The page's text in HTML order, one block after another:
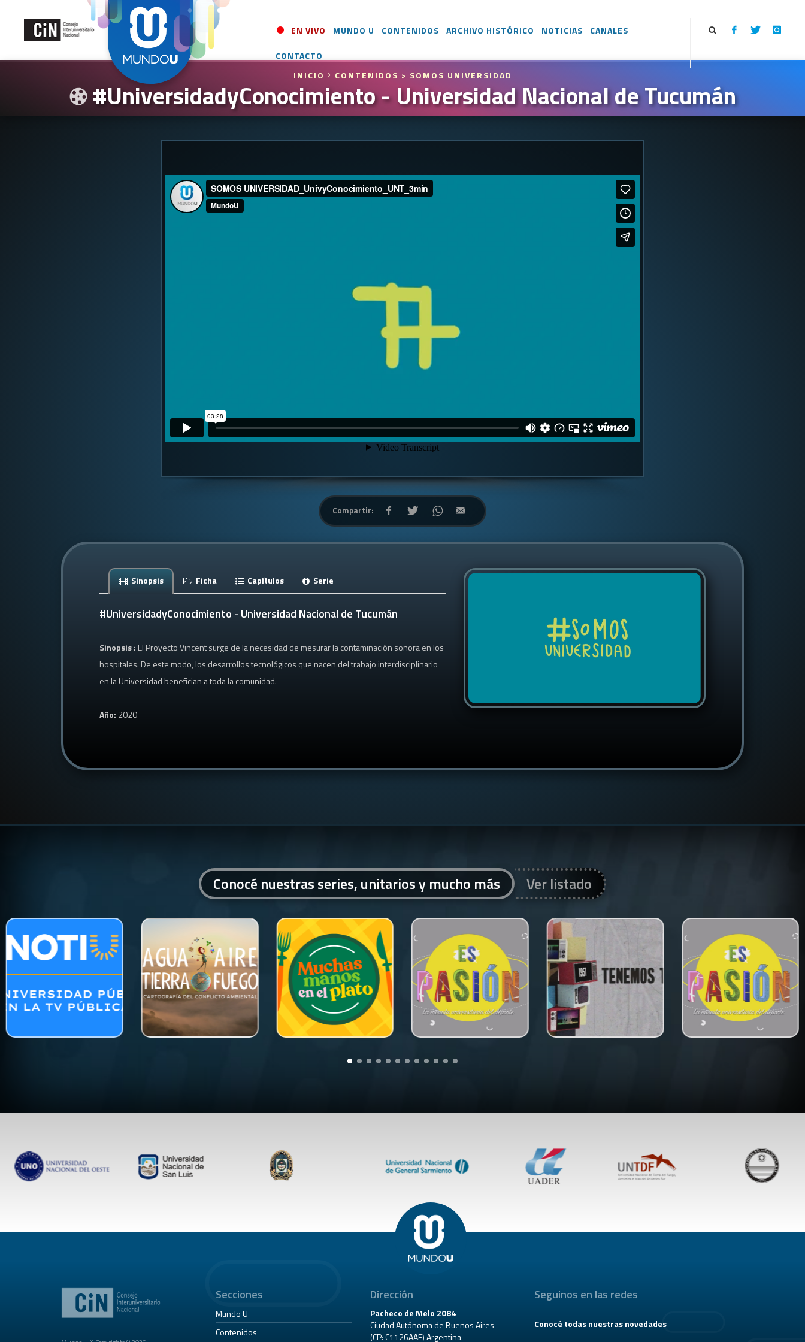
EN VIVO MUNDO U CONTENIDOS ARCHIVO HISTÓRICO NOTICIAS
CANALES
CONTACTO
INICIO
CONTENIDOS > SOMOS UNIVERSIDAD
#UniversidadyConocimiento - Universidad Nacional de Tucumán
Compartir:
Sinopsis Ficha Capítulos Serie
#UniversidadyConocimiento - Universidad Nacional de Tucumán
Sinopsis : El Proyecto Vincent surge de la necesidad de mesurar la contaminación sonora en los
hospitales. De este modo, los desarrollos tecnológicos que nacen del trabajo interdisciplinario
en la Universidad benefician a toda la comunidad.
Año: 2020
Conocé nuestras series, unitarios y mucho más Ver listado
Secciones
Mundo U
Contenidos
Dirección
Pacheco de Melo 2084
Ciudad Autónoma de Buenos Aires
(CP: C1126AAF) Argentina
Seguinos en las redes
Conocé todas nuestras novedades